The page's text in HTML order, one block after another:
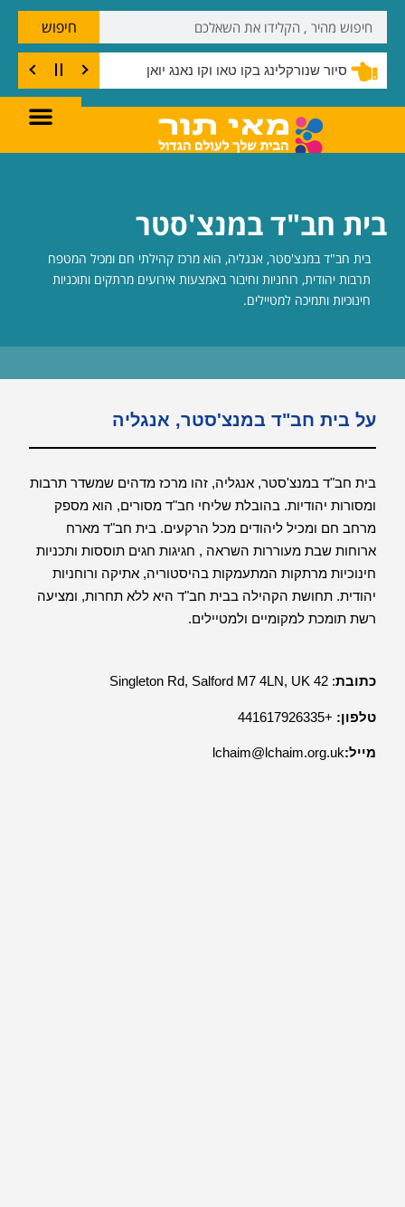
סיור שנורקלינג בקו טאו וקו נאנג יואן
חיפוש
בית חב"ד במנצ'סטר
בית חב"ד במנצ'סטר, אנגליה, הוא מרכז קהילתי חם ומכיל המטפח
תרבות יהודית, רוחניות וחיבור באמצעות אירועים מרתקים ותוכניות
חינוכיות ותמיכה למטיילים.
על בית חב"ד במנצ'סטר, אנגליה
בית חב"ד במנצ'סטר, אנגליה, זהו מרכז מדהים שמשדר תרבות
ומסורות יהודיות. בהובלת שליחי חב"ד מסורים, הוא מספק
מרחב חם ומכיל ליהודים מכל הרקעים. בית חב"ד מארח
ארוחות שבת מעוררות השראה , חגיגות חגים תוססות ותכניות
חינוכיות מרתקות המתעמקות בהיסטוריה, אתיקה ורוחניות
יהודית. תחושת הקהילה בבית חב"ד היא ללא תחרות, ומציעה
רשת תומכת למקומיים ולמטיילים.
כתובת: 42 Singleton Rd, Salford M7 4LN, UK
טלפון: +441617926335
מייל:lchaim@lchaim.org.uk